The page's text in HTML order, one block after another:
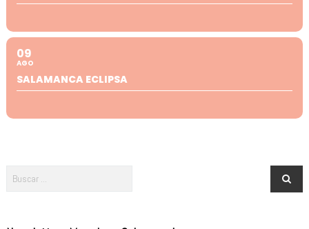
09
AGO
SALAMANCA ECLIPSA